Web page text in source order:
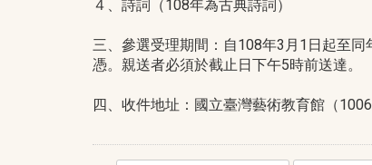
４、詩詞（108年為古典詩詞）
三、參選受理期間：自108年3月1日起至
憑。親送者必須於截止日下午5時前送達。
四、收件地址：國立臺灣藝術教育館（